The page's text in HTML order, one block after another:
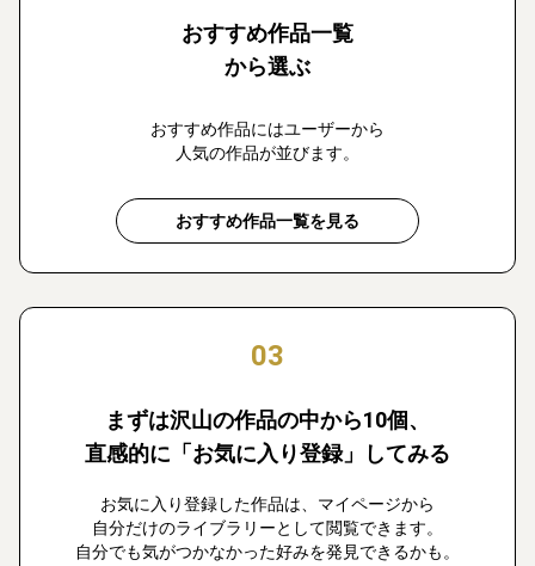
おすすめ作品一覧
から選ぶ
おすすめ作品にはユーザーから
人気の作品が並びます。
おすすめ作品一覧を見る
03
まずは沢山の作品の中から10個、
直感的に「お気に入り登録」してみる
お気に入り登録した作品は、マイページから
自分だけのライブラリーとして閲覧できます。
自分でも気がつかなかった好みを発見できるかも。